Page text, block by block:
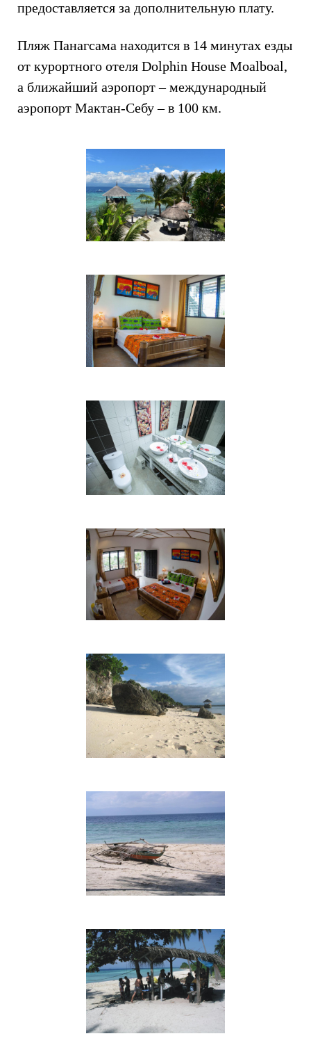
предоставляется за дополнительную плату.
Пляж Панагсама находится в 14 минутах езды
от курортного отеля Dolphin House Moalboal,
а ближайший аэропорт – международный
аэропорт Мактан-Себу – в 100 км.